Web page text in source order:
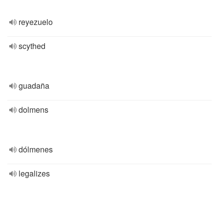
reyezuelo
scythed
guadaña
dolmens
dólmenes
legalizes